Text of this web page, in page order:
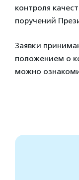
контроля
поручений
Заявки
положением о
можно